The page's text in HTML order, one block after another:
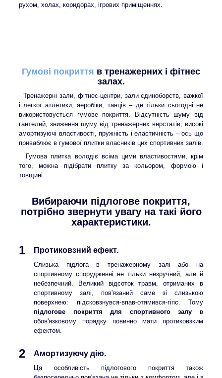
рухом, холах, коридорах, ігрових приміщеннях.
Гумові покриття в тренажерних і фітнес
залах.
Тренажерні зали, фітнес-центри, зали єдиноборств, важкої
і легкої атлетики, аеробіки, танців – де тільки сьогодні не
використовується гумове покриття. Відсутність шуму від
гантелей, зниження шуму від тренажерних верстатів, високі
амортизуючі властивості, пружність і еластичність – ось що
приваблює в гумової плитки власників цих спортивних залів.
Гумова плитка володіє всіма цими властивостями, крім
того, можна підібрати плитку за кольором, формою і
товщині
Вибираючи підлогове покриття,
потрібно звернути увагу на такі його
характеристики.
1 Протиковзний ефект.
Слизька підлога в тренажерному залі або на
спортивному спорудженні не тільки незручний, але й
небезпечний. Великий відсоток травм, отриманих в
спортивному залі, пов'язаний саме зі слизькою
поверхнею: підсковзнувся-впав-отямився-гіпс. Тому
підлогове покриття для спортивного залу в
обов'язковому порядку повинно мати протиковзким
ефектом.
2 Амортизуючу дію.
Ця особливість підлогового покриття також